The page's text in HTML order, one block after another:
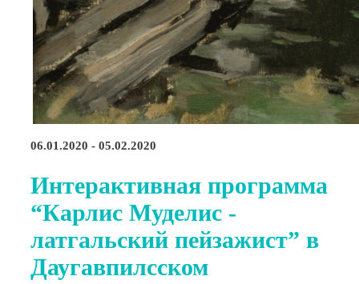
06.01.2020 - 05.02.2020
Интерактивная программа
“Карлис Муделис -
латгальский пейзажист” в
Даугавпилсском